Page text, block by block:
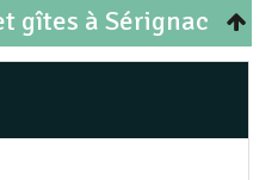
gîtes à Sérignac